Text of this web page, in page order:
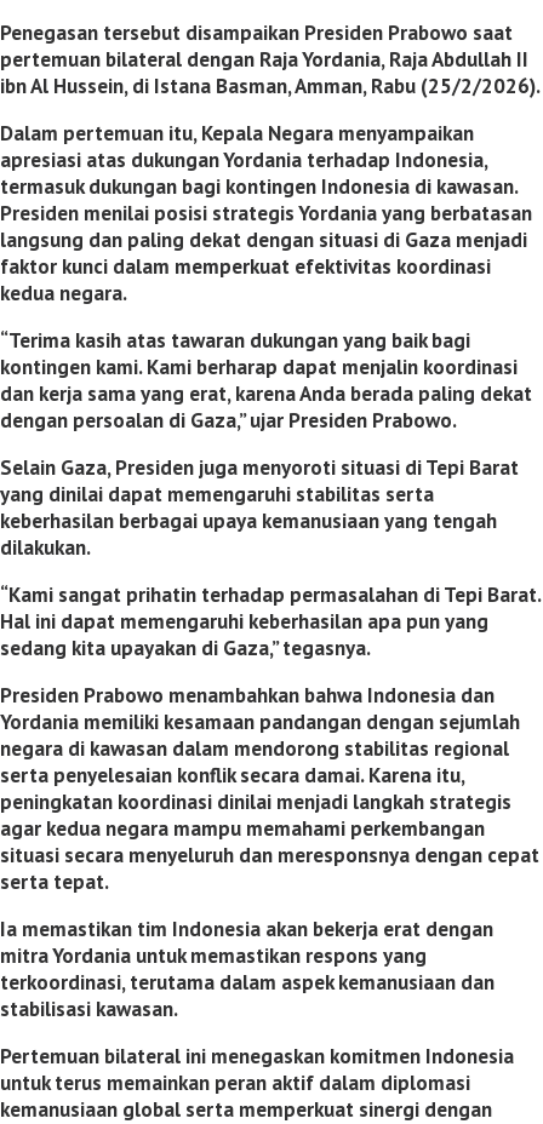
Penegasan tersebut disampaikan Presiden Prabowo saat
pertemuan bilateral dengan Raja Yordania,Raja Abdullah II
ibn Al Hussein, di Istana Basman, Amman, Rabu (25/2/2026).
Dalam pertemuan itu, Kepala Negara menyampaikan
apresiasi atas dukungan Yordania terhadap Indonesia,
termasuk dukungan bagi kontingen Indonesia di kawasan.
Presiden menilai posisi strategis Yordania yang berbatasan
langsung dan paling dekat dengan situasi di Gaza menjadi
faktor kunci dalam memperkuat efektivitas koordinasi
kedua negara.
“Terima kasih atas tawaran dukungan yang baik bagi
kontingen kami. Kami berharap dapat menjalin koordinasi
dan kerja sama yang erat, karena Anda berada paling dekat
dengan persoalan di Gaza,” ujar Presiden Prabowo.
Selain Gaza, Presiden juga menyoroti situasi di Tepi Barat
yang dinilai dapat memengaruhi stabilitas serta
keberhasilan berbagai upaya kemanusiaan yang tengah
dilakukan.
“Kami sangat prihatin terhadap permasalahan di Tepi Barat.
Hal ini dapat memengaruhi keberhasilan apa pun yang
sedang kita upayakan di Gaza,” tegasnya.
Presiden Prabowo menambahkan bahwa Indonesia dan
Yordania memiliki kesamaan pandangan dengan sejumlah
negara di kawasan dalam mendorong stabilitas regional
serta penyelesaian konflik secara damai. Karena itu,
peningkatan koordinasi dinilai menjadi langkah strategis
agar kedua negara mampu memahami perkembangan
situasi secara menyeluruh dan meresponsnya dengan cepat
serta tepat.
Ia memastikan tim Indonesia akan bekerja erat dengan
mitra Yordania untuk memastikan respons yang
terkoordinasi, terutama dalam aspek kemanusiaan dan
stabilisasi kawasan.
Pertemuan bilateral ini menegaskan komitmen Indonesia
untuk terus memainkan peran aktif dalam diplomasi
kemanusiaan global serta memperkuat sinergi dengan